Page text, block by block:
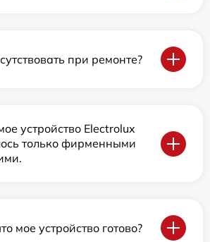
при ремонте?
устройство Electrolux
только фирменными
мое устройство готово?